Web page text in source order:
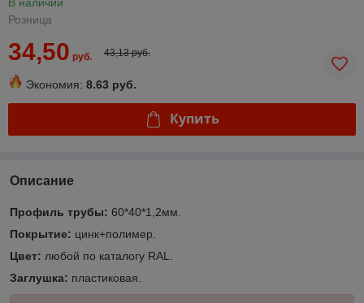
Розница
34,50 руб. 43,13 руб.
Экономия: 8.63 руб.
Купить
Описание
Профиль трубы: 60*40*1,2мм.
Покрытие: цинк+полимер.
Цвет: любой по каталогу RAL.
Заглушка: пластиковая.